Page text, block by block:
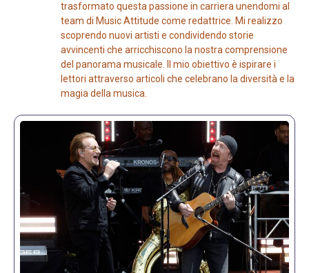
trasformato questa passione in carriera unendomi al
team di Music Attitude come redattrice. Mi realizzo
scoprendo nuovi artisti e condividendo storie
avvincenti che arricchiscono la nostra comprensione
del panorama musicale. Il mio obiettivo è ispirare i
lettori attraverso articoli che celebrano la diversità e la
magia della musica.